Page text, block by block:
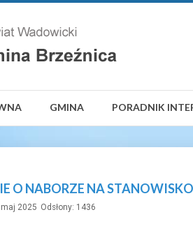
GMINA PORADNIK
O NABORZE NA
2025 Odsłony: 1436